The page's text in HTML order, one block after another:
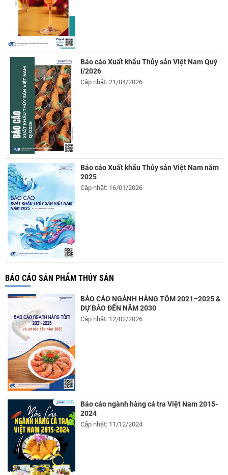
Báo cáo Xuất khẩu Thủy sản Việt Nam Quý
I/2026
Cập nhật: 21/04/2026
Báo cáo Xuất khẩu Thủy sản Việt Nam năm
2025
Cập nhật: 16/01/2026
BÁO CÁO SẢN PHẨM THỦY SẢN
BÁO CÁO NGÀNH HÀNG TÔM 2021–2025 &
DỰ BÁO ĐẾN NĂM 2030
Cập nhật: 12/02/2026
Báo cáo ngành hàng cá tra Việt Nam 2015-
2024
Cập nhật: 11/12/2024